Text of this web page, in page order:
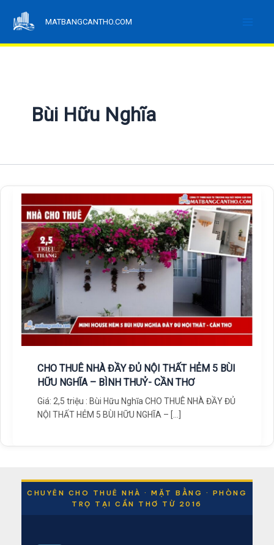
nội
MATBANGCANTHO.COM
Bùi Hữu Nghĩa
CHO THUÊ NHÀ ĐẦY ĐỦ NỘI THẤT HẺM 5 BÙI
HỮU NGHĨA – BÌNH THUỶ- CẦN THƠ
Giá: 2,5 triệu : Bùi Hữu Nghĩa CHO THUÊ NHÀ ĐẦY ĐỦ
NỘI THẤT HẺM 5 BÙI HỮU NGHĨA – […]
CHUYÊN CHO THUÊ NHÀ · MẶT BẰNG · PHÒNG
TRỌ TẠI CẦN THƠ TỪ 2016